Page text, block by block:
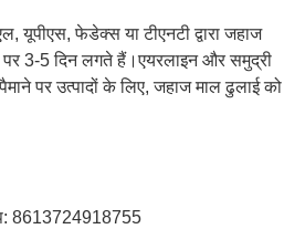
यूपीएस, फेडेक्स या टीएनटी द्वारा जहाज
3-5 दिन लगते हैं।एयरलाइन और समुद्री
पर उत्पादों के लिए, जहाज माल ढुलाई को
8613724918755